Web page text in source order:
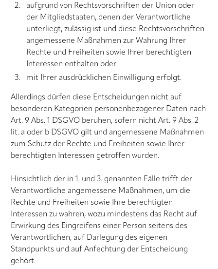
aufgrund von Rechtsvorschriften der Union oder
der Mitgliedstaaten, denen der Verantwortliche
unterliegt, zulässig ist und diese Rechtsvorschriften
angemessene Maßnahmen zur Wahrung Ihrer
Rechte und Freiheiten sowie Ihrer berechtigten
Interessen enthalten oder
mit Ihrer ausdrücklichen Einwilligung erfolgt.
Allerdings dürfen diese Entscheidungen nicht auf
besonderen Kategorien personenbezogener Daten nach
Art. 9 Abs. 1 DSGVO beruhen, sofern nicht Art. 9 Abs. 2
lit. a oder b DSGVO gilt und angemessene Maßnahmen
zum Schutz der Rechte und Freiheiten sowie Ihrer
berechtigten Interessen getroffen wurden.
Hinsichtlich der in 1. und 3. genannten Fälle trifft der
Verantwortliche angemessene Maßnahmen, um die
Rechte und Freiheiten sowie Ihre berechtigten
Interessen zu wahren, wozu mindestens das Recht auf
Erwirkung des Eingreifens einer Person seitens des
Verantwortlichen, auf Darlegung des eigenen
Standpunkts und auf Anfechtung der Entscheidung
gehört.